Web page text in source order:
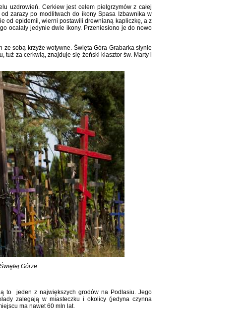
uzdrowień. Cerkiew jest celem pielgrzymów z całej
zarazy po modlitwach do ikony Spasa Izbawnika w
od epidemii, wierni postawili drewnianą kapliczkę, a z
ocalały jedynie dwie ikony. Przeniesiono je do nowo
sobą krzyże wotywne. Święta Góra Grabarka słynie
tuż za cerkwią, znajduje się żeński klasztor św. Marty i
Górze
to jeden z największych grodów na Podlasiu. Jego
zalegają w miasteczku i okolicy (jedyna czynna
ma nawet 60 mln lat.